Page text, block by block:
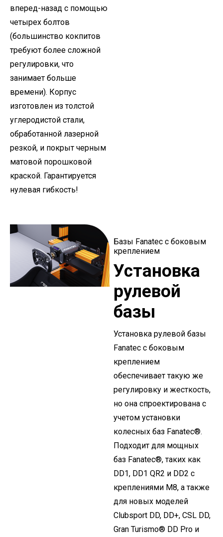
вперед-назад с помощью
четырех болтов
(большинство кокпитов
требуют более сложной
регулировки, что
занимает больше
времени). Корпус
изготовлен из толстой
углеродистой стали,
обработанной лазерной
резкой, и покрыт черным
матовой порошковой
краской. Гарантируется
нулевая гибкость!
Базы Fanatec с боковым
креплением
Установка
рулевой
базы
Установка рулевой базы
Fanatec с боковым
креплением
обеспечивает такую же
регулировку и жесткость,
но она спроектирована с
учетом установки
колесных баз Fanatec®.
Подходит для мощных
баз Fanatec®, таких как
DD1, DD1 QR2 и DD2 с
креплениями M8, а также
для новых моделей
Clubsport DD, DD+, CSL DD,
Gran Turismo® DD Pro и